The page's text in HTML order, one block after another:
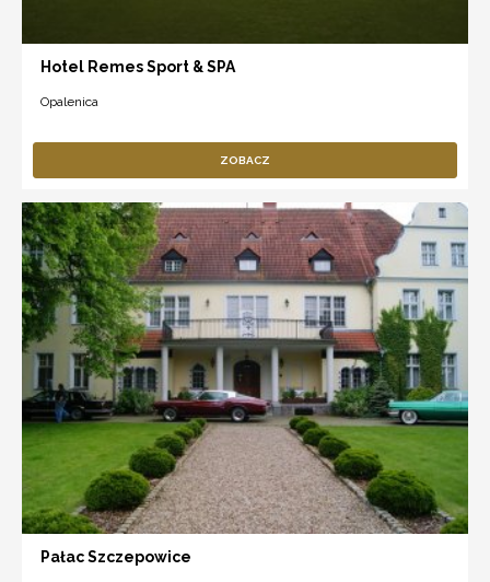
Hotel Remes Sport & SPA
Opalenica
ZOBACZ
Pałac Szczepowice